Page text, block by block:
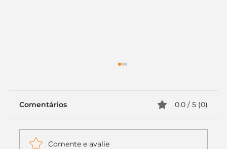
Comentários 0.0 / 5 (0)
Comente e avalie